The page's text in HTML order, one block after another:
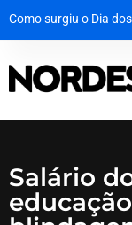
Como surgiu o Dia
Salário